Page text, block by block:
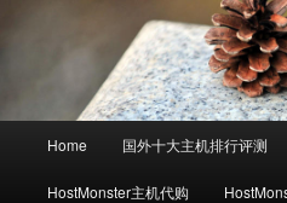
Home 国外十大主机排行评测
HostMonster主机代购